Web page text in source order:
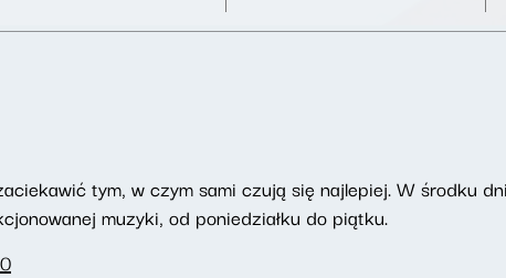
tym, w czym sami czują się najlepiej. W środku
muzyki, od poniedziałku do piątku.